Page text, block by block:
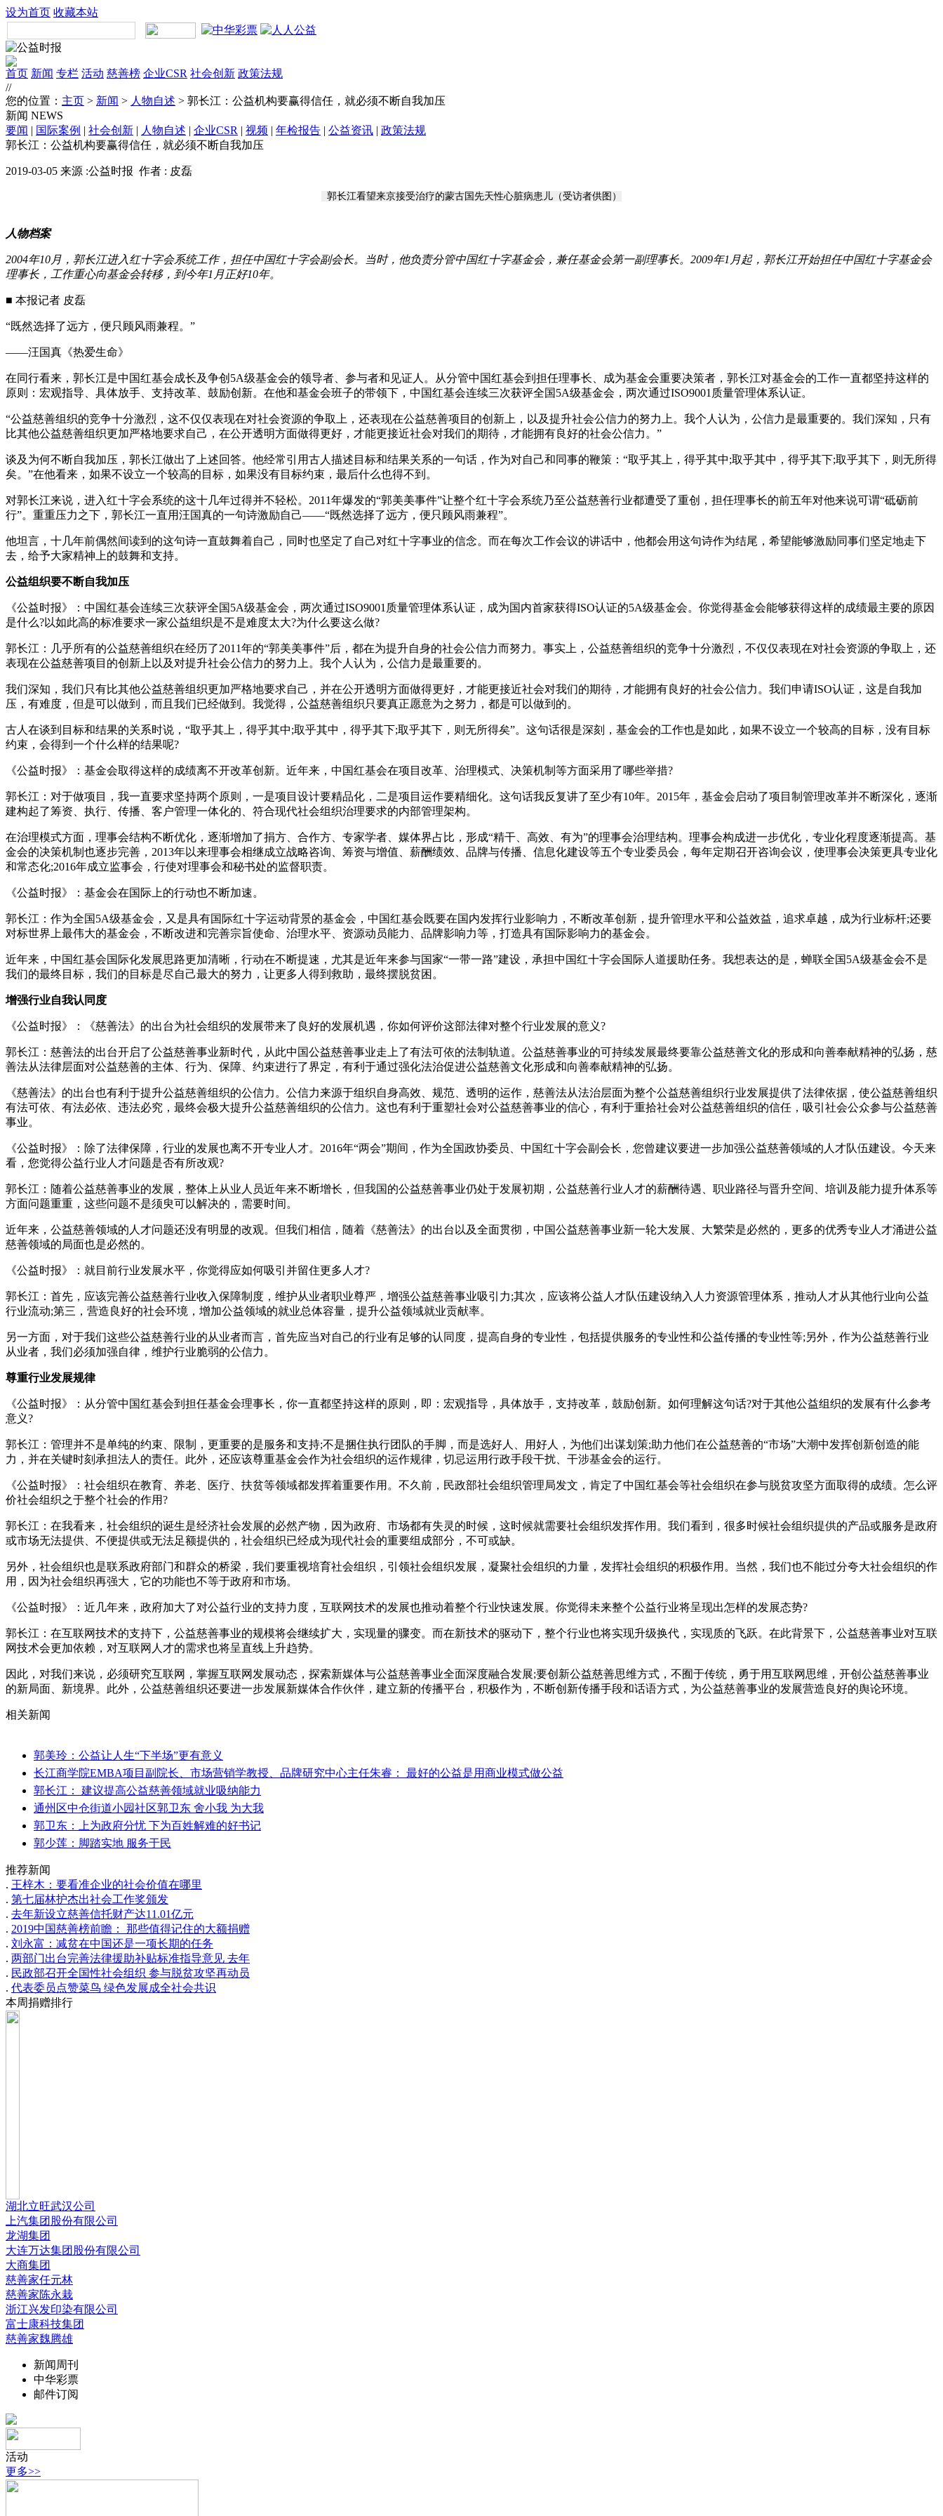
设为首页 收藏本站
首页 新闻 专栏 活动 慈善榜 企业CSR 社会创新 政策法规
//
您的位置： 主页 > 新闻 > 人物自述 > 郭长江：公益机构要赢得信任，就必须不断自我加压
新闻 NEWS
要闻 | 国际案例 | 社会创新 | 人物自述 | 企业CSR | 视频 | 年检报告 | 公益资讯 | 政策法规
郭长江：公益机构要赢得信任，就必须不断自我加压
2019-03-05 来源 :公益时报 作者 : 皮磊
郭长江看望来京接受治疗的蒙古国先天性心脏病患儿（受访者供图）
人物档案
2004年10月，郭长江进入红十字会系统工作，担任中国红十字会副会长。当时，他负责分管中国红十字基金会，兼任基金会第一副理事长。2009年1月起，郭长江开始担任中国红十字基金会
理事长，工作重心向基金会转移，到今年1月正好10年。
■ 本报记者 皮磊
“既然选择了远方，便只顾风雨兼程。”
——汪国真《热爱生命》
在同行看来，郭长江是中国红基会成长及争创5A级基金会的领导者、参与者和见证人。从分管中国红基会到担任理事长、成为基金会重要决策者，郭长江对基金会的工作一直都坚持这样的
原则：宏观指导、具体放手、支持改革、鼓励创新。在他和基金会班子的带领下，中国红基会连续三次获评全国5A级基金会，两次通过ISO9001质量管理体系认证。
“公益慈善组织的竞争十分激烈，这不仅仅表现在对社会资源的争取上，还表现在公益慈善项目的创新上，以及提升社会公信力的努力上。我个人认为，公信力是最重要的。我们深知，只有
比其他公益慈善组织更加严格地要求自己，在公开透明方面做得更好，才能更接近社会对我们的期待，才能拥有良好的社会公信力。”
谈及为何不断自我加压，郭长江做出了上述回答。他经常引用古人描述目标和结果关系的一句话，作为对自己和同事的鞭策：“取乎其上，得乎其中;取乎其中，得乎其下;取乎其下，则无所得
矣。”在他看来，如果不设立一个较高的目标，如果没有目标约束，最后什么也得不到。
对郭长江来说，进入红十字会系统的这十几年过得并不轻松。2011年爆发的“郭美美事件”让整个红十字会系统乃至公益慈善行业都遭受了重创，担任理事长的前五年对他来说可谓“砥砺前
行”。重重压力之下，郭长江一直用汪国真的一句诗激励自己——“既然选择了远方，便只顾风雨兼程”。
他坦言，十几年前偶然间读到的这句诗一直鼓舞着自己，同时也坚定了自己对红十字事业的信念。而在每次工作会议的讲话中，他都会用这句诗作为结尾，希望能够激励同事们坚定地走下
去，给予大家精神上的鼓舞和支持。
公益组织要不断自我加压
《公益时报》：中国红基会连续三次获评全国5A级基金会，两次通过ISO9001质量管理体系认证，成为国内首家获得ISO认证的5A级基金会。你觉得基金会能够获得这样的成绩最主要的原因
是什么?以如此高的标准要求一家公益组织是不是难度太大?为什么要这么做?
郭长江：几乎所有的公益慈善组织在经历了2011年的“郭美美事件”后，都在为提升自身的社会公信力而努力。事实上，公益慈善组织的竞争十分激烈，不仅仅表现在对社会资源的争取上，还
表现在公益慈善项目的创新上以及对提升社会公信力的努力上。我个人认为，公信力是最重要的。
我们深知，我们只有比其他公益慈善组织更加严格地要求自己，并在公开透明方面做得更好，才能更接近社会对我们的期待，才能拥有良好的社会公信力。我们申请ISO认证，这是自我加
压，有难度，但是可以做到，而且我们已经做到。我觉得，公益慈善组织只要真正愿意为之努力，都是可以做到的。
古人在谈到目标和结果的关系时说，“取乎其上，得乎其中;取乎其中，得乎其下;取乎其下，则无所得矣”。这句话很是深刻，基金会的工作也是如此，如果不设立一个较高的目标，没有目标
约束，会得到一个什么样的结果呢?
《公益时报》：基金会取得这样的成绩离不开改革创新。近年来，中国红基会在项目改革、治理模式、决策机制等方面采用了哪些举措?
郭长江：对于做项目，我一直要求坚持两个原则，一是项目设计要精品化，二是项目运作要精细化。这句话我反复讲了至少有10年。2015年，基金会启动了项目制管理改革并不断深化，逐渐
建构起了筹资、执行、传播、客户管理一体化的、符合现代社会组织治理要求的内部管理架构。
在治理模式方面，理事会结构不断优化，逐渐增加了捐方、合作方、专家学者、媒体界占比，形成“精干、高效、有为”的理事会治理结构。理事会构成进一步优化，专业化程度逐渐提高。基
金会的决策机制也逐步完善，2013年以来理事会相继成立战略咨询、筹资与增值、薪酬绩效、品牌与传播、信息化建设等五个专业委员会，每年定期召开咨询会议，使理事会决策更具专业化
和常态化;2016年成立监事会，行使对理事会和秘书处的监督职责。
《公益时报》：基金会在国际上的行动也不断加速。
郭长江：作为全国5A级基金会，又是具有国际红十字运动背景的基金会，中国红基会既要在国内发挥行业影响力，不断改革创新，提升管理水平和公益效益，追求卓越，成为行业标杆;还要
对标世界上最伟大的基金会，不断改进和完善宗旨使命、治理水平、资源动员能力、品牌影响力等，打造具有国际影响力的基金会。
近年来，中国红基会国际化发展思路更加清晰，行动在不断提速，尤其是近年来参与国家“一带一路”建设，承担中国红十字会国际人道援助任务。我想表达的是，蝉联全国5A级基金会不是
我们的最终目标，我们的目标是尽自己最大的努力，让更多人得到救助，最终摆脱贫困。
增强行业自我认同度
《公益时报》：《慈善法》的出台为社会组织的发展带来了良好的发展机遇，你如何评价这部法律对整个行业发展的意义?
郭长江：慈善法的出台开启了公益慈善事业新时代，从此中国公益慈善事业走上了有法可依的法制轨道。公益慈善事业的可持续发展最终要靠公益慈善文化的形成和向善奉献精神的弘扬，慈
善法从法律层面对公益慈善的主体、行为、保障、约束进行了界定，有利于通过强化法治促进公益慈善文化形成和向善奉献精神的弘扬。
《慈善法》的出台也有利于提升公益慈善组织的公信力。公信力来源于组织自身高效、规范、透明的运作，慈善法从法治层面为整个公益慈善组织行业发展提供了法律依据，使公益慈善组织
有法可依、有法必依、违法必究，最终会极大提升公益慈善组织的公信力。这也有利于重塑社会对公益慈善事业的信心，有利于重拾社会对公益慈善组织的信任，吸引社会公众参与公益慈善
事业。
《公益时报》：除了法律保障，行业的发展也离不开专业人才。2016年“两会”期间，作为全国政协委员、中国红十字会副会长，您曾建议要进一步加强公益慈善领域的人才队伍建设。今天来
看，您觉得公益行业人才问题是否有所改观?
郭长江：随着公益慈善事业的发展，整体上从业人员近年来不断增长，但我国的公益慈善事业仍处于发展初期，公益慈善行业人才的薪酬待遇、职业路径与晋升空间、培训及能力提升体系等
方面问题重重，这些问题不是须臾可以解决的，需要时间。
近年来，公益慈善领域的人才问题还没有明显的改观。但我们相信，随着《慈善法》的出台以及全面贯彻，中国公益慈善事业新一轮大发展、大繁荣是必然的，更多的优秀专业人才涌进公益
慈善领域的局面也是必然的。
《公益时报》：就目前行业发展水平，你觉得应如何吸引并留住更多人才?
郭长江：首先，应该完善公益慈善行业收入保障制度，维护从业者职业尊严，增强公益慈善事业吸引力;其次，应该将公益人才队伍建设纳入人力资源管理体系，推动人才从其他行业向公益
行业流动;第三，营造良好的社会环境，增加公益领域的就业总体容量，提升公益领域就业贡献率。
另一方面，对于我们这些公益慈善行业的从业者而言，首先应当对自己的行业有足够的认同度，提高自身的专业性，包括提供服务的专业性和公益传播的专业性等;另外，作为公益慈善行业
从业者，我们必须加强自律，维护行业脆弱的公信力。
尊重行业发展规律
《公益时报》：从分管中国红基会到担任基金会理事长，你一直都坚持这样的原则，即：宏观指导，具体放手，支持改革，鼓励创新。如何理解这句话?对于其他公益组织的发展有什么参考
意义?
郭长江：管理并不是单纯的约束、限制，更重要的是服务和支持;不是捆住执行团队的手脚，而是选好人、用好人，为他们出谋划策;助力他们在公益慈善的“市场”大潮中发挥创新创造的能
力，并在关键时刻承担法人的责任。此外，还应该尊重基金会作为社会组织的运作规律，切忌运用行政手段干扰、干涉基金会的运行。
《公益时报》：社会组织在教育、养老、医疗、扶贫等领域都发挥着重要作用。不久前，民政部社会组织管理局发文，肯定了中国红基会等社会组织在参与脱贫攻坚方面取得的成绩。怎么评
价社会组织之于整个社会的作用?
郭长江：在我看来，社会组织的诞生是经济社会发展的必然产物，因为政府、市场都有失灵的时候，这时候就需要社会组织发挥作用。我们看到，很多时候社会组织提供的产品或服务是政府
或市场无法提供、不便提供或无法足额提供的，社会组织已经成为现代社会的重要组成部分，不可或缺。
另外，社会组织也是联系政府部门和群众的桥梁，我们要重视培育社会组织，引领社会组织发展，凝聚社会组织的力量，发挥社会组织的积极作用。当然，我们也不能过分夸大社会组织的作
用，因为社会组织再强大，它的功能也不等于政府和市场。
《公益时报》：近几年来，政府加大了对公益行业的支持力度，互联网技术的发展也推动着整个行业快速发展。你觉得未来整个公益行业将呈现出怎样的发展态势?
郭长江：在互联网技术的支持下，公益慈善事业的规模将会继续扩大，实现量的骤变。而在新技术的驱动下，整个行业也将实现升级换代，实现质的飞跃。在此背景下，公益慈善事业对互联
网技术会更加依赖，对互联网人才的需求也将呈直线上升趋势。
因此，对我们来说，必须研究互联网，掌握互联网发展动态，探索新媒体与公益慈善事业全面深度融合发展;要创新公益慈善思维方式，不囿于传统，勇于用互联网思维，开创公益慈善事业
的新局面、新境界。此外，公益慈善组织还要进一步发展新媒体合作伙伴，建立新的传播平台，积极作为，不断创新传播手段和话语方式，为公益慈善事业的发展营造良好的舆论环境。
相关新闻
郭美玲：公益让人生“下半场”更有意义
长江商学院EMBA项目副院长、市场营销学教授、品牌研究中心主任朱睿： 最好的公益是用商业模式做公益
郭长江： 建议提高公益慈善领域就业吸纳能力
通州区中仓街道小园社区郭卫东 舍小我 为大我
郭卫东：上为政府分忧 下为百姓解难的好书记
郭少莲：脚踏实地 服务于民
推荐新闻
. 王梓木：要看准企业的社会价值在哪里
. 第七届林护杰出社会工作奖颁发
. 去年新设立慈善信托财产达11.01亿元
. 2019中国慈善榜前瞻： 那些值得记住的大额捐赠
. 刘永富：减贫在中国还是一项长期的任务
. 两部门出台完善法律援助补贴标准指导意见 去年
. 民政部召开全国性社会组织 参与脱贫攻坚再动员
. 代表委员点赞菜鸟 绿色发展成全社会共识
本周捐赠排行
湖北立旺武汉公司
上汽集团股份有限公司
龙湖集团
大连万达集团股份有限公司
大商集团
慈善家任元林
慈善家陈永栽
浙江兴发印染有限公司
富士康科技集团
慈善家魏腾雄
新闻周刊
中华彩票
邮件订阅
活动
更多>>